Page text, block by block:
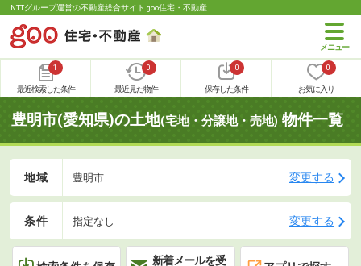
NTTグループ運営の不動産総合サイト goo住宅・不動産
1
最近検索した条件
0
最近見た物件
0
保存した条件
0
お気に入り
豊明市(愛知県)の土地(宅地・分譲地・売地) 物件一覧
地域 豊明市 変更する
条件 指定なし 変更する
新着メールを受